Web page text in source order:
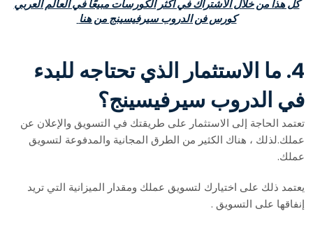
كل هذا من خلال الاشتراك في أكثر الكورسات مبيعًا في العالم العربي
كورس فن الدروب سيرفيسينج من هنا
4. ما الاستثمار الذي تحتاجه للبدء
في الدروب سيرفيسينج؟
تعتمد الحاجة إلى الاستثمار على طريقتك في التسويق والإعلان عن
عملك.لذلك ، هناك الكثير من الطرق المجانية والمدفوعة لتسويق
عملك.
يعتمد ذلك على اختيارك لتسويق عملك ومقدار الميزانية التي تريد
إنفاقها على التسويق .